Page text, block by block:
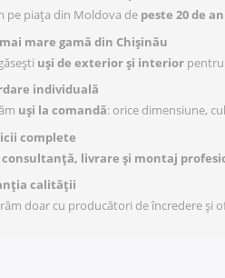
pe piața din Moldova de peste 20 de
mare gamă din Chișinău
uși de exterior și interiorpentru
individuală
uși la comandă: orice dimensiune,
complete
consultanță, livrare și montaj
calității
doar cu producători de încredere și